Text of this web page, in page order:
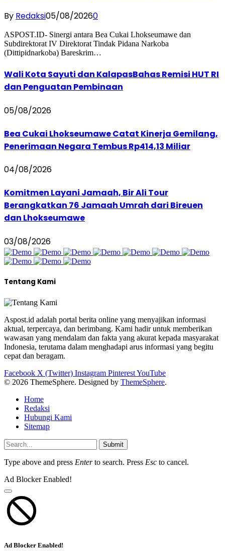
By Redaksi05/08/20260
ASPOST.ID- Sinergi antara Bea Cukai Lhokseumawe dan
Subdirektorat IV Direktorat Tindak Pidana Narkoba
(Dittipidnarkoba) Bareskrim…
Wali Kota Sayuti dan KalapasBahas Remisi HUT RI
dan Penguatan Pembinaan
05/08/2026
Bea Cukai Lhokseumawe Catat Kinerja Gemilang,
Penerimaan Negara Tembus Rp414,13 Miliar
04/08/2026
Komitmen Layani Jamaah, Bir Ali Tour
Berangkatkan 76 Jamaah Umrah dari Bireuen
dan Lhokseumawe
03/08/2026
Tentang Kami
Aspost.id adalah portal berita online yang menyajikan informasi
aktual, terpercaya, dan berimbang. Kami hadir untuk memberikan
wawasan yang mendalam dan fakta yang akurat kepada masyarakat
Indonesia, terutama dalam menghadapi arus informasi yang begitu
cepat dan beragam.
Facebook X (Twitter) Instagram PinterestYouTube
© 2026 ThemeSphere. Designed by ThemeSphere.
Home
Redaksi
Hubungi Kami
Sitemap
Submit
Type above and press Enterto search. Press Esc to cancel.
Ad Blocker Enabled!
Ad Blocker Enabled!